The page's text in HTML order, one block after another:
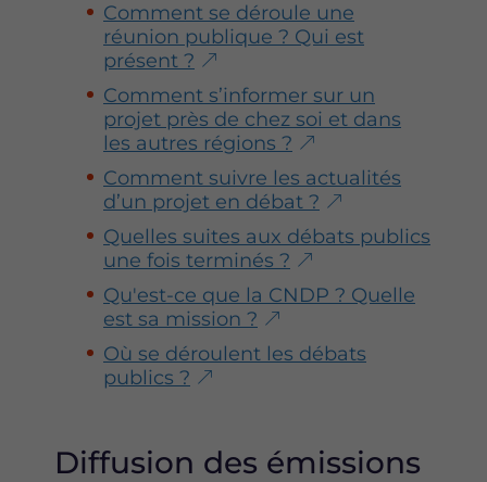
Comment se déroule une
réunion publique ? Qui est
présent ?
Comment s’informer sur un
projet près de chez soi et dans
les autres régions ?
Comment suivre les actualités
d’un projet en débat ?
Quelles suites aux débats publics
une fois terminés ?
Qu'est-ce que la CNDP ? Quelle
est sa mission ?
Où se déroulent les débats
publics ?
Diffusion des émissions